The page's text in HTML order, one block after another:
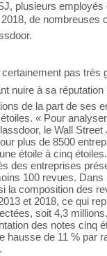
plusieurs
2018, de nombreuses
certainement pas très
nuire à sa
de la part de ses
« Pour
le Wall
plus de 8500
étoile à cinq
des entreprises
100 revues.
la composition des
et 2018, ce qui
soit 4,3
des notes cinq
hausse de 11 % par